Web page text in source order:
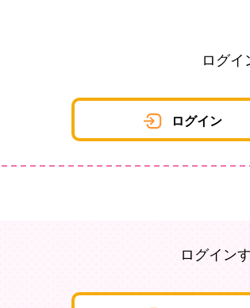
ログイ
ログイン
ログイン